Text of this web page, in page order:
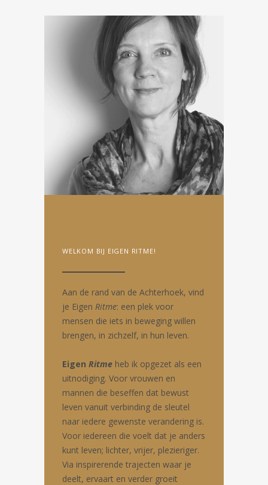
WELKOM BIJ EIGEN RITME!
Aan de rand van de Achterhoek, vind
je Eigen Ritme: een plek voor
mensen die iets in beweging willen
brengen, in zichzelf, in hun leven.
Eigen Ritme heb ik opgezet als een
uitnodiging. Voor vrouwen en
mannen die beseffen dat bewust
leven vanuit verbinding de sleutel
naar iedere gewenste verandering is.
Voor iedereen die voelt dat je anders
kunt leven; lichter, vrijer, plezieriger.
Via inspirerende trajecten waar je
deelt, ervaart en verder groeit